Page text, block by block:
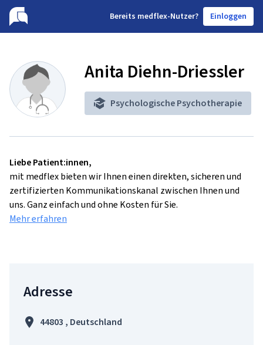
Bereits medflex-Nutzer? Einloggen
Anita Diehn-Driessler
Psychologische Psychotherapie
Liebe Patient:innen,
mit medflex bieten wir Ihnen einen direkten, sicheren und
zertifizierten Kommunikationskanal zwischen Ihnen und
uns. Ganz einfach und ohne Kosten für Sie.
Mehr erfahren
Adresse
44803 , Deutschland